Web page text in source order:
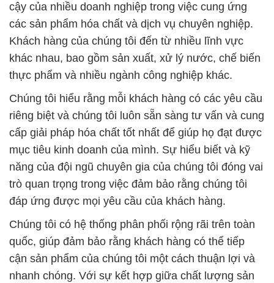
cậy của nhiều doanh nghiệp trong việc cung ứng
các sản phẩm hóa chất và dịch vụ chuyên nghiệp.
Khách hàng của chúng tôi đến từ nhiều lĩnh vực
khác nhau, bao gồm sản xuất, xử lý nước, chế biến
thực phẩm và nhiều ngành công nghiệp khác.
Chúng tôi hiểu rằng mỗi khách hàng có các yêu cầu
riêng biệt và chúng tôi luôn sẵn sàng tư vấn và cung
cấp giải pháp hóa chất tốt nhất để giúp họ đạt được
mục tiêu kinh doanh của mình. Sự hiểu biết và kỹ
năng của đội ngũ chuyên gia của chúng tôi đóng vai
trò quan trọng trong việc đảm bảo rằng chúng tôi
đáp ứng được mọi yêu cầu của khách hàng.
Chúng tôi có hệ thống phân phối rộng rãi trên toàn
quốc, giúp đảm bảo rằng khách hàng có thể tiếp
cận sản phẩm của chúng tôi một cách thuận lợi và
nhanh chóng. Với sự kết hợp giữa chất lượng sản